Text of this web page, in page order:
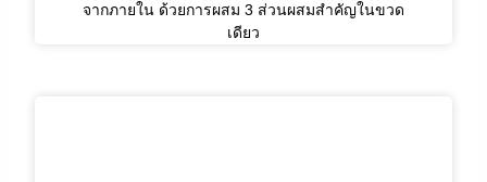
จากภายใน ด้วยการผสม 3 ส่วนผสมสำคัญในขวด
เดียว